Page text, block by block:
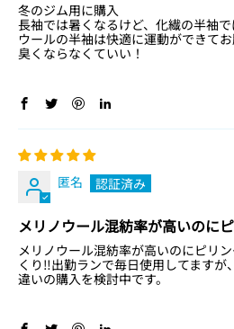
冬のジム用に購入
長袖では暑くなるけど、化繊の半袖
ウールの半袖は快適に運動ができて
臭くならなくていい！
匿名
メリノウール混紡率が高いのに
メリノウール混紡率が高いのにピリ
くり‼️出勤ランで毎日使用してます
違いの購入を検討中です。